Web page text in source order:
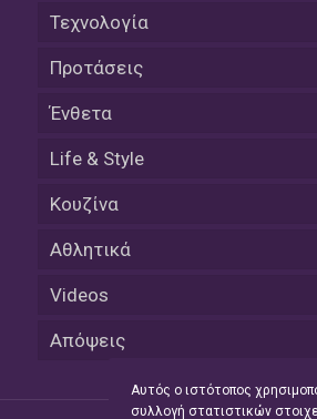
Τεχνολογία
Προτάσεις
Ένθετα
Life & Style
Κουζίνα
Αθλητικά
Videos
Απόψεις
Αυτός ο ιστότοπος
συλλογή στατιστικών